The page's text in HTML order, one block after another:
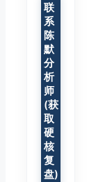
联
系
陈
默
分
析
师
(获
取
硬
核
复
盘)